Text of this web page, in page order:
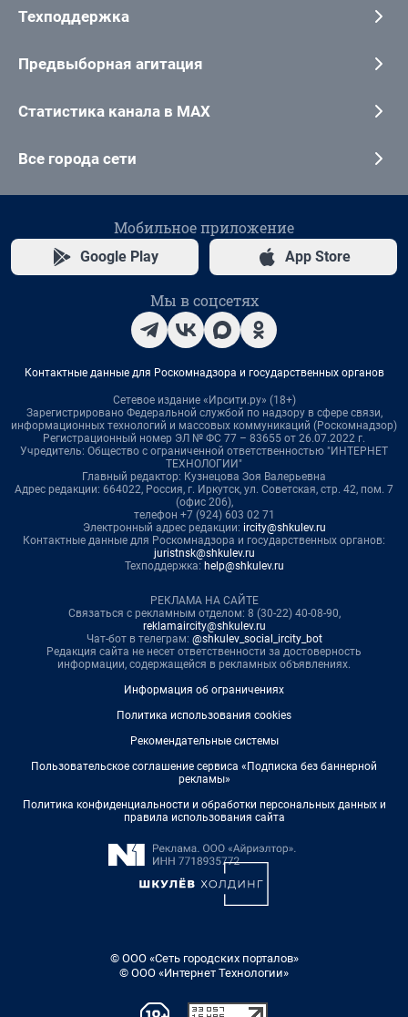
Техподдержка
Предвыборная агитация
Статистика канала в MAX
Все города сети
Мобильное приложение
Google Play App Store
Мы в соцсетях
Контактные данные для Роскомнадзора и государственных органов
Сетевое издание «Ирсити.ру» (18+)
Зарегистрировано Федеральной службой по надзору в сфере связи,
информационных технологий и массовых коммуникаций (Роскомнадзор)
Регистрационный номер ЭЛ № ФС 77 – 83655 от 26.07.2022 г.
Учредитель: Общество с ограниченной ответственностью "ИНТЕРНЕТ
ТЕХНОЛОГИИ"
Главный редактор: Кузнецова Зоя Валерьевна
Адрес редакции: 664022, Россия, г. Иркутск, ул. Советская, стр. 42, пом. 7
(офис 206),
телефон +7 (924) 603 02 71
Электронный адрес редакции: ircity@shkulev.ru
Контактные данные для Роскомнадзора и государственных органов:
juristnsk@shkulev.ru
Техподдержка: help@shkulev.ru
РЕКЛАМА НА САЙТЕ
Связаться с рекламным отделом: 8 (30-22) 40-08-90,
reklamaircity@shkulev.ru
Чат-бот в телеграм: @shkulev_social_ircity_bot
Редакция сайта не несет ответственности за достоверность
информации, содержащейся в рекламных объявлениях.
Информация об ограничениях
Политика использования cookies
Рекомендательные системы
Пользовательское соглашение сервиса «Подписка без баннерной
рекламы»
Политика конфиденциальности и обработки персональных данных и
правила использования сайта
© ООО «Сеть городских порталов»
© ООО «Интернет Технологии»